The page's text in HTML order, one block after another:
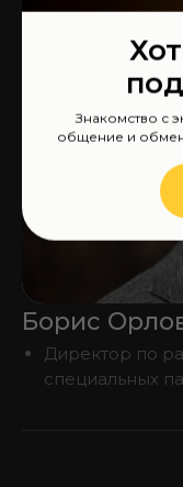
Борис
Директор по
специальных
Знакомство с
общение и